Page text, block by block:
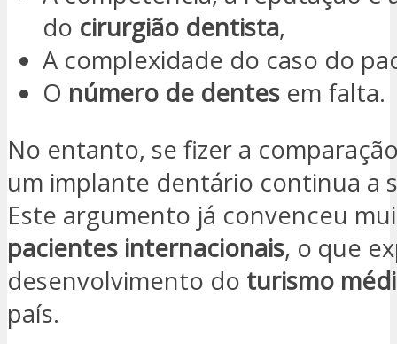
do cirurgião dentista,
A complexidade do caso do
O número de dentes em falta.
No entanto, se fizer a
um implante dentário continua a
Este argumento já convenceu
pacientes internacionais, o que
desenvolvimento do turismo
país.